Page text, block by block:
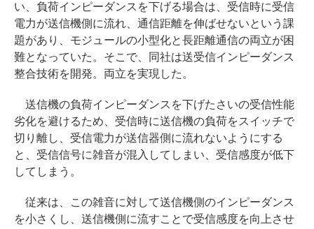
い、負荷インピーダンスを下げる場合は、受信時に受信
電力が送信機側に流れ、通信距離を伸ばせないという課
題があり、モジュールの小型化と長距離通信の両立が困
難となっていた。そこで、同社は送受信インピーダンス
整合技術を開発。両立を実現した。
送信機の負荷インピーダンスを下げたさいの受信性能
劣化を避けるため、受信時に送信機の負荷をスイッチで
切り離し、受信電力が送信器側に流れないようにする
と、受信信号に雑音が混入してしまい、受信感度が低下
してしまう。
従来は、この雑音に対して送信機側のインピーダンス
を小さくし、送信機側に流すことで受信感度を向上させ